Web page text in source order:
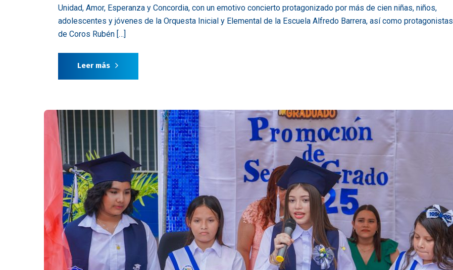
Unidad, Amor, Esperanza y Concordia, con un emotivo concierto protagonizado por más de cien niñas, niños,
adolescentes y jóvenes de la Orquesta Inicial y Elemental de la Escuela Alfredo Barrera, así como protagonistas
de Coros Rubén […]
Leer más